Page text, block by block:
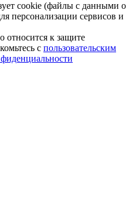
cookie (файлы с данными о
персонализации сервисов и
к защите
с пользовательским